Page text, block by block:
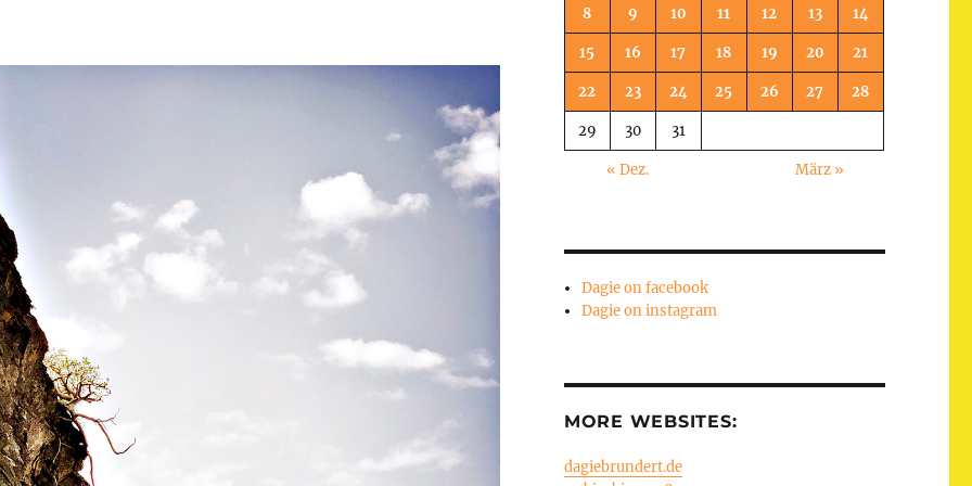
8 9 10 11 12 13 14
15 16 17 18 19 20 21
22 23 24 25 26 27 28
29 30 31
« Dez. März »
Dagie on facebook
Dagie on instagram
MORE WEBSITES:
dagiebrundert.de